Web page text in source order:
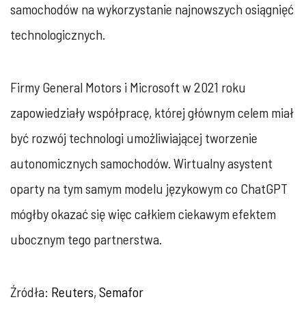
samochodów na wykorzystanie najnowszych osiągnięć
technologicznych.
Firmy General Motors i Microsoft w 2021 roku
zapowiedziały współpracę, której głównym celem miał
być rozwój technologi umożliwiającej tworzenie
autonomicznych samochodów. Wirtualny asystent
oparty na tym samym modelu językowym co ChatGPT
mógłby okazać się więc całkiem ciekawym efektem
ubocznym tego partnerstwa.
Źródła: Reuters, Semafor